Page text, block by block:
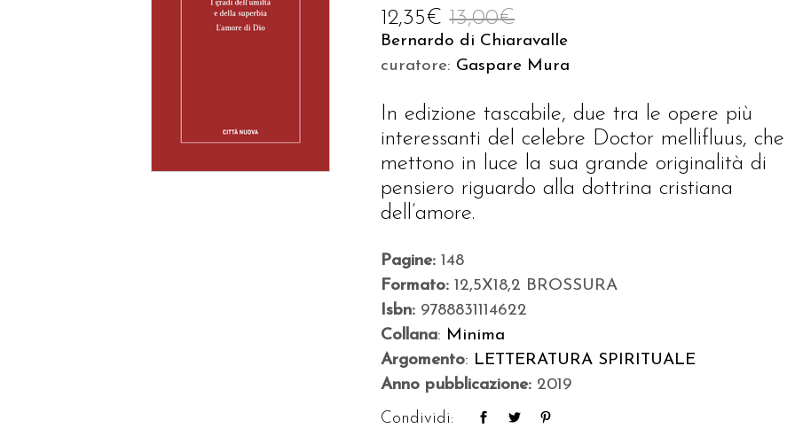
13,00€
12,35€
Bernardo di Chiaravalle
curatore: Gaspare Mura
In edizione tascabile, due tra le opere più
interessanti del celebre Doctor mellifluus, che
mettono in luce la sua grande originalità di
pensiero riguardo alla dottrina cristiana
dell’amore.
Pagine:148
Formato:12,5X18,2 BROSSURA
Isbn: 9788831114622
Collana: Minima
Argomento: LETTERATURA SPIRITUALE
Anno pubblicazione: 2019
Condividi: